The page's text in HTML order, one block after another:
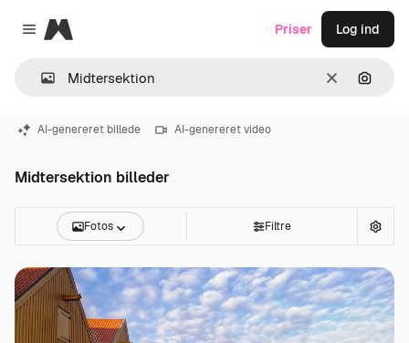
Close menu
Magnific
Klar Søg
Priser Log ind
AI-genereret billede AI-genereret video
Midtersektion billeder
Fotos Filtre